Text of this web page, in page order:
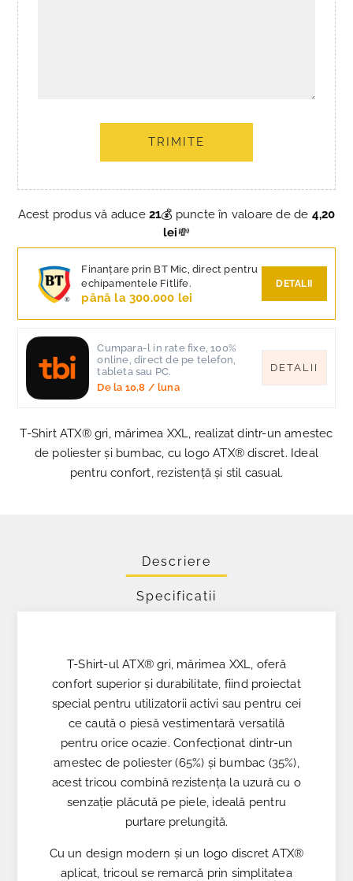
TRIMITE
Acest produs vă aduce 21💰 puncte în valoare de de 4,20
lei💸
Finanțare prin BT Mic, direct pentru
echipamentele Fitlife.
până la 300.000 lei
DETALII
Cumpara-l in rate fixe, 100%
online, direct de pe telefon,
tableta sau PC.
De la 10,8 / luna
DETALII
T-Shirt ATX® gri, mărimea XXL, realizat dintr-un amestec
de poliester și bumbac, cu logo ATX® discret. Ideal
pentru confort, rezistență și stil casual.
Descriere
Specificatii
T-Shirt-ul ATX® gri, mărimea XXL, oferă
confort superior și durabilitate, fiind proiectat
special pentru utilizatorii activi sau pentru cei
ce caută o piesă vestimentară versatilă
pentru orice ocazie. Confecționat dintr-un
amestec de poliester (65%) și bumbac (35%),
acest tricou combină rezistența la uzură cu o
senzație plăcută pe piele, ideală pentru
purtare prelungită.
Cu un design modern și un logo discret ATX®
aplicat, tricoul se remarcă prin simplitatea